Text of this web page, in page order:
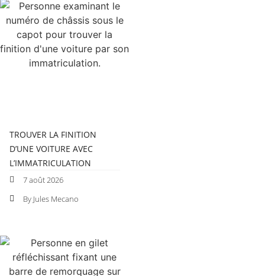
TROUVER LA FINITION
D’UNE VOITURE AVEC
L’IMMATRICULATION
7 août 2026
By Jules Mecano